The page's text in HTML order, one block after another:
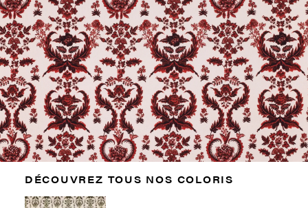
DÉCOUVREZ TOUS NOS COLORIS